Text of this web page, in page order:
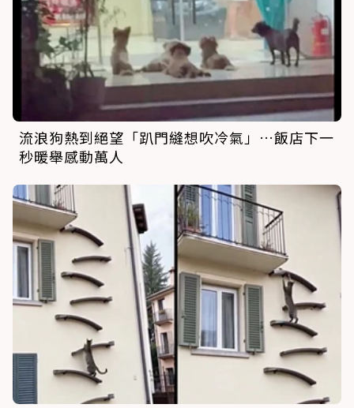
流浪狗熱到絕望「趴門縫想吹冷氣」…飯店下一
秒暖舉感動萬人